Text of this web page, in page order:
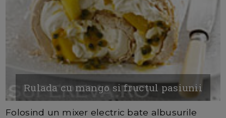
Rulada cu mango si fructul pasiunii
Folosind un mixer electric bate albusurile